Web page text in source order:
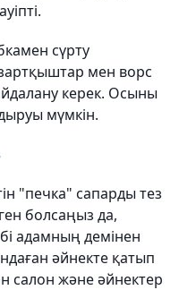
сүрту
мен ворс
керек. Осыны
мүмкін.
"печка" сапарды тез
болсаңыз да,
адамның демінен
әйнекте қатып
салон және әйнектер